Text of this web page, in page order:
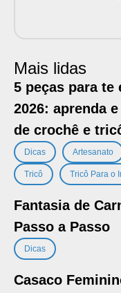
Mais lidas
5 peças para te
2026: aprenda
de crochê e
Dicas Artesanato
Tricô Tricô Para o
Fantasia de
Passo a Passo
Dicas
Casaco